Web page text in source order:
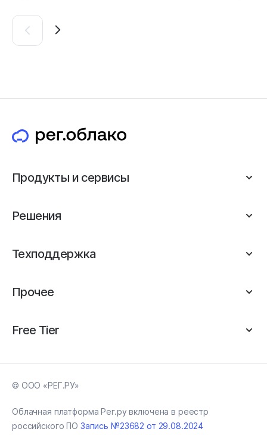
Продукты и сервисы
Решения
Техподдержка
Прочее
Free Tier
© ООО «РЕГ.РУ»
Облачная платформа Рег.ру включена в реестр
российского ПО Запись №23682 от 29.08.2024